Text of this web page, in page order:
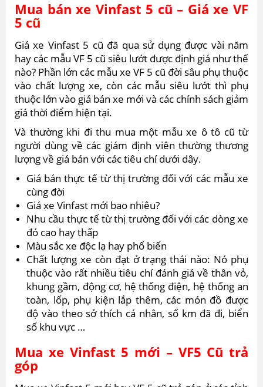
Mua bán xe Vinfast 5 cũ – Giá xe VF
5 cũ
Giá xe Vinfast 5 cũ đã qua sử dụng được vài năm
hay các mẫu VF 5 cũ siêu lướt được định giá như thế
nào? Phần lớn các mẫu xe VF 5 cũ đời sâu phụ thuộc
vào chất lượng xe, còn các mẫu siêu lướt thì phụ
thuộc lớn vào giá bán xe mới và các chính sách giảm
giá thời điểm hiện tại.
Và thường khi đi thu mua một mẫu xe ô tô cũ từ
người dùng về các giám định viên thường thương
lượng về giá bán với các tiêu chí dưới dây.
Giá bán thực tế từ thị trường đối với các mẫu xe
cùng đời
Giá xe Vinfast mới bao nhiêu?
Nhu cầu thực tế từ thị trường đối với các dòng xe
đó cao hay thấp
Màu sắc xe độc lạ hay phổ biến
Chất lượng xe còn đạt ở trạng thái nào: Nó phụ
thuộc vào rất nhiều tiêu chí đánh giá về thân vỏ,
khung gầm, động cơ, hệ thống điện, hệ thống an
toàn, lốp, phụ kiện lắp thêm, các món đồ được
độ vào theo sở thích cá nhân, số km đã đi, biển
số khu vực …
Mua xe Vinfast 5 mới – VF5 Cũ trả
góp